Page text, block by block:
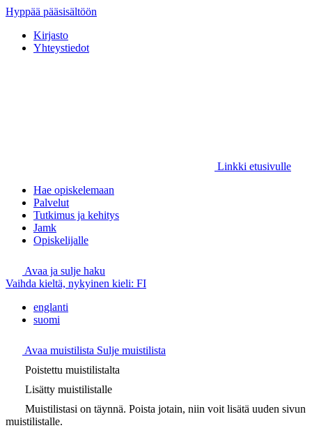
Hyppää pääsisältöön
Kirjasto
Yhteystiedot
Linkki etusivulle
Hae opiskelemaan
Palvelut
Tutkimus ja kehitys
Jamk
Opiskelijalle
Avaa ja sulje haku
Vaihda kieltä, nykyinen kieli: FI
englanti
suomi
Avaa muistilista Sulje muistilista
Poistettu muistilistalta
Lisätty muistilistalle
Muistilistasi on täynnä. Poista jotain, niin voit lisätä uuden sivun
muistilistalle.